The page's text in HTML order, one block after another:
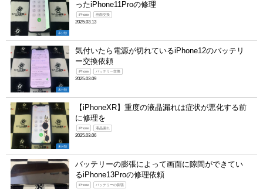
未分類
ったiPhone11Proの修理
iPhone 画面交換
2025.03.13
未分類
気付いたら電源が切れているiPhone12のバッテリ
ー交換依頼
iPhone バッテリー交換
2025.03.09
未分類
【iPhoneXR】重度の液晶漏れは症状が悪化する前
に修理を
iPhone 液晶漏れ
2025.03.06
バッテリーの膨張によって画面に隙間ができてい
るiPhone13Proの修理依頼
iPhone バッテリーの膨張